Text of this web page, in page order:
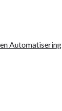
Automatisering